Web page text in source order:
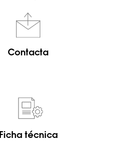
Contacta
Ficha técnica